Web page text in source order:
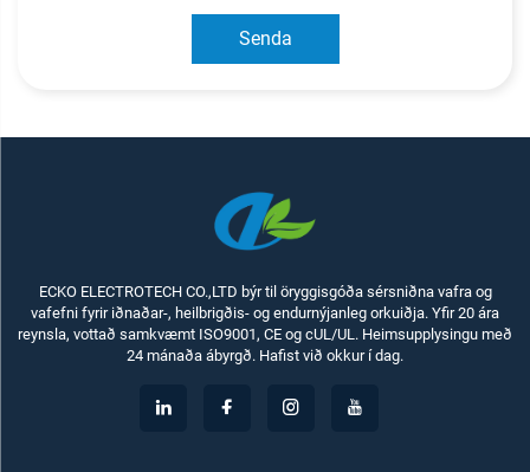
Senda
ECKO ELECTROTECH CO.,LTD býr til öryggisgóða sérsniðna vafra og
vafefni fyrir iðnaðar-, heilbrigðis- og endurnýjanleg orkuiðja. Yfir 20 ára
reynsla, vottað samkvæmt ISO9001, CE og cUL/UL. Heimsupplysingu með
24 mánaða ábyrgð. Hafist við okkur í dag.